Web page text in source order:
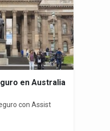
en Australia
con Assist